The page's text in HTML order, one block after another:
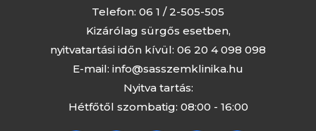
Telefon: 06 1 / 2-505-505
Kizárólag sürgős esetben,
nyitvatartási időn kívül: 06 20 4 098 098
E-mail: info@sasszemklinika.hu
Nyitva tartás:
Hétfőtől szombatig: 08:00 - 16:00